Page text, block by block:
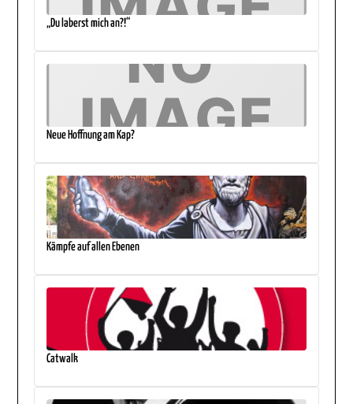
„Du laberst mich an?!“
Neue Hoffnung am Kap?
Kämpfe auf allen Ebenen
Catwalk